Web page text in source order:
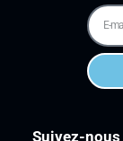
Suivez-